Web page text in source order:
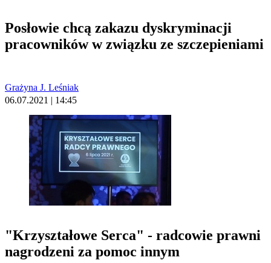
Posłowie chcą zakazu dyskryminacji
pracowników w związku ze szczepieniami
Grażyna J. Leśniak
06.07.2021 | 14:45
"Krzyształowe Serca" - radcowie prawni
nagrodzeni za pomoc innym